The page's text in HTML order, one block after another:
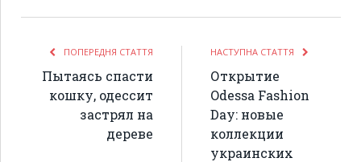
ПОПЕРЕДНЯ СТАТТЯ
Пытаясь спасти
кошку, одессит
застрял на
дереве
НАСТУПНА СТАТТЯ
Открытие
Odessa Fashion
Day: новые
коллекции
украинских